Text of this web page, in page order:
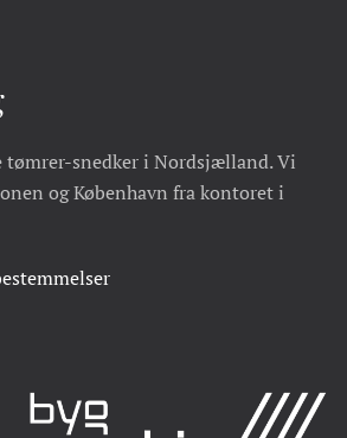
tømrer-snedker i Nordsjælland. Vi
og København fra kontoret i